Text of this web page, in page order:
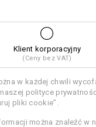
WSZYSTKO
kolorystyczne
+6 dodatkowe funkcje
Klient korporacyjny
(Ceny bez VAT)
w każdej chwili
polityce
pliki cookie”.
można znaleźć w